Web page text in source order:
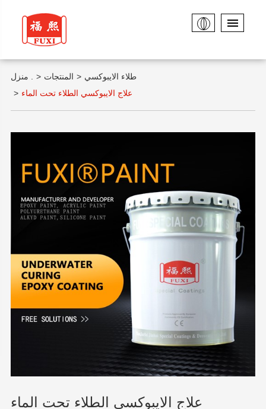
المنتجات
طلاء الايبوكسي
علاج الايبوكسي الطلاء تحت الماء
علاج الايبوكسي الطلاء تحت الماء